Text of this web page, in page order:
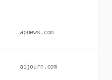
apnews.com
aijourn.com